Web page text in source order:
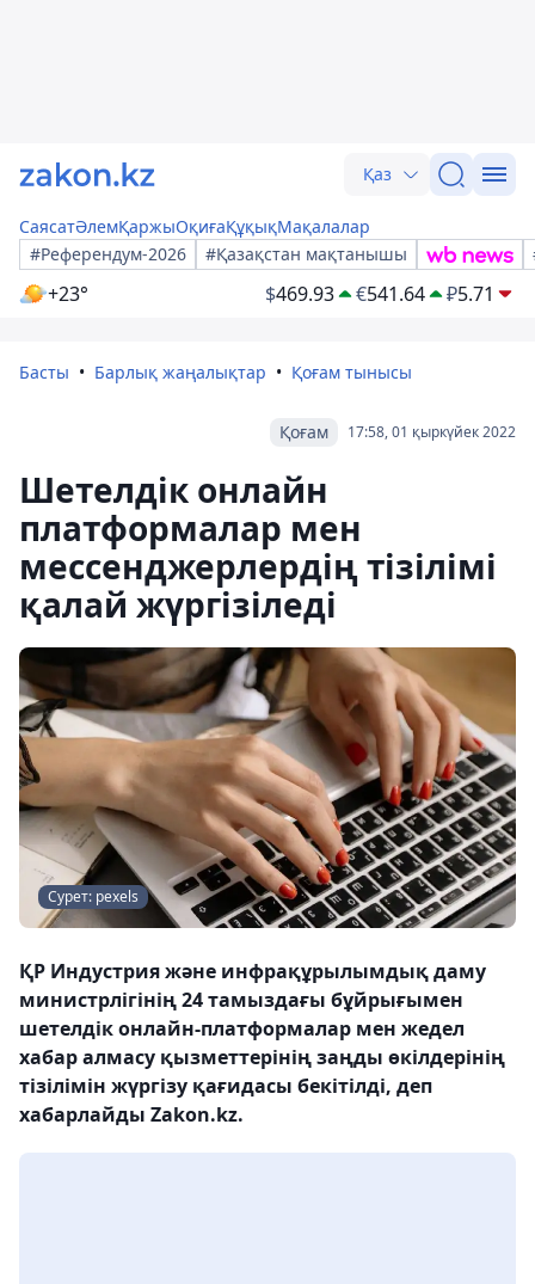
Қаз
СаясатӘлемҚаржыОқиғаҚұқықМақалалар
#Референдум-2026
#Қазақстан мақтанышы
+23° $469.93 €541.64 ₽5.71
Басты Барлық жаңалықтар Қоғам тынысы
17:58, 01 қыркүйек 2022
Қоғам
Шетелдік онлайн
платформалар мен
мессенджерлердің тізілімі
қалай жүргізіледі
Сурет: pexels
ҚР Индустрия және инфрақұрылымдық даму
министрлігінің 24 тамыздағы бұйрығымен
шетелдік онлайн-платформалар мен жедел
хабар алмасу қызметтерінің заңды өкілдерінің
тізілімін жүргізу қағидасы бекітілді, деп
хабарлайды Zakon.kz.